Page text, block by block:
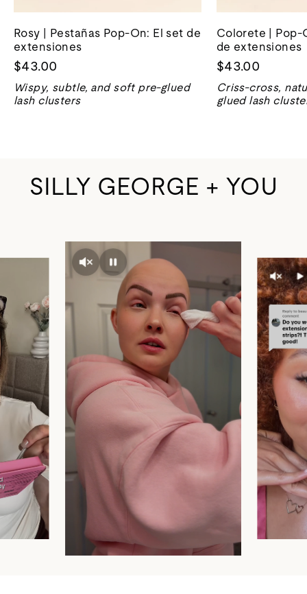
Rosy | Pestañas Pop-On: El set de
extensiones
$43.00
Wispy, subtle, and soft pre-glued
lash clusters
Colorete | Pop-
de extensiones
$43.00
Criss-cross,
glued lash
SILLY GEORGE + YOU